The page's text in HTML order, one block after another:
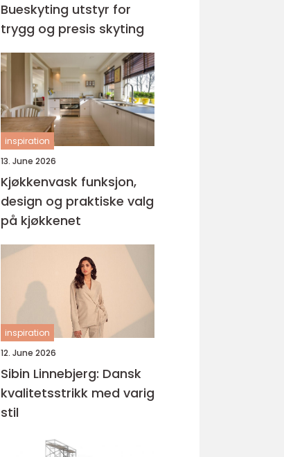
Bueskyting utstyr for
trygg og presis skyting
inspiration
13. June 2026
Kjøkkenvask funksjon,
design og praktiske valg
på kjøkkenet
inspiration
12. June 2026
Sibin Linnebjerg: Dansk
kvalitetsstrikk med varig
stil